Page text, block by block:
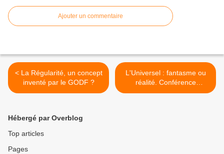
Ajouter un commentaire
< La Régularité, un concept
inventé par le GODF ?
L'Universel : fantasme ou
réalité. Conférence
publique d'Alain Graesel
Hébergé par Overblog
Top articles
Pages